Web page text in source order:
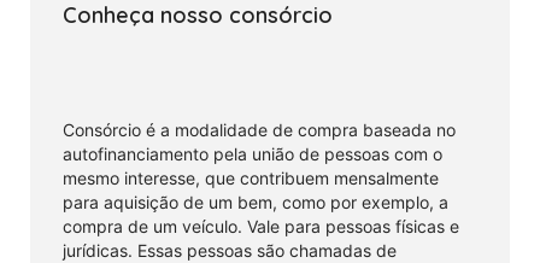
Conheça nosso consórcio
Consórcio é a modalidade de compra baseada no
autofinanciamento pela união de pessoas com o
mesmo interesse, que contribuem mensalmente
para aquisição de um bem, como por exemplo, a
compra de um veículo. Vale para pessoas físicas e
jurídicas. Essas pessoas são chamadas de